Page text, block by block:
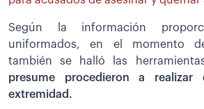
Según la información
uniformados, en el momento
también se halló las
presume procedieron a
extremidad.